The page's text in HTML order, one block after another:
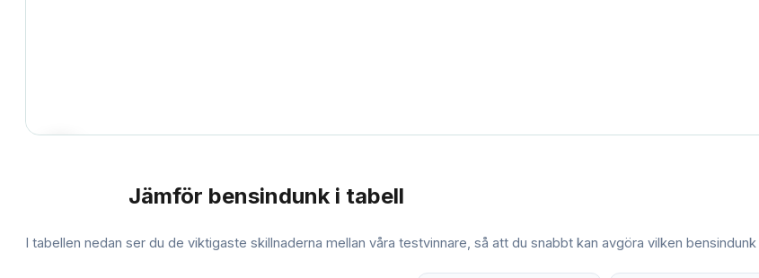
Jämför bensindunk i tabell
I tabellen nedan ser du de viktigaste skillnaderna mellan våra testvinnare, så att du snabbt kan avgöra vilken bensindunk